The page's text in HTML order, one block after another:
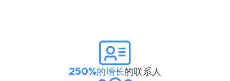
250%的增长的联系人